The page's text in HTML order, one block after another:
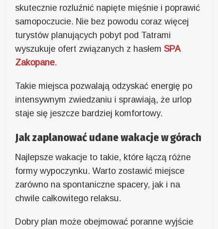
skutecznie rozluźnić napięte mięśnie i poprawić
samopoczucie. Nie bez powodu coraz więcej
turystów planujących pobyt pod Tatrami
wyszukuje ofert związanych z hasłemSPA
Zakopane.
Takie miejsca pozwalają odzyskać energię po
intensywnym zwiedzaniu i sprawiają, że urlop
staje się jeszcze bardziej komfortowy.
Jak zaplanować udane wakacje w górach
Najlepsze wakacje to takie, które łączą różne
formy wypoczynku. Warto zostawić miejsce
zarówno na spontaniczne spacery, jak i na
chwile całkowitego relaksu.
Dobry plan może obejmować poranne wyjście